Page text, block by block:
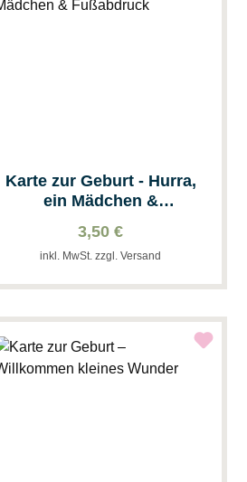
Karte zur Geburt - Hurra,
ein Mädchen &
3,50 €
inkl. MwSt. zzgl. Versand